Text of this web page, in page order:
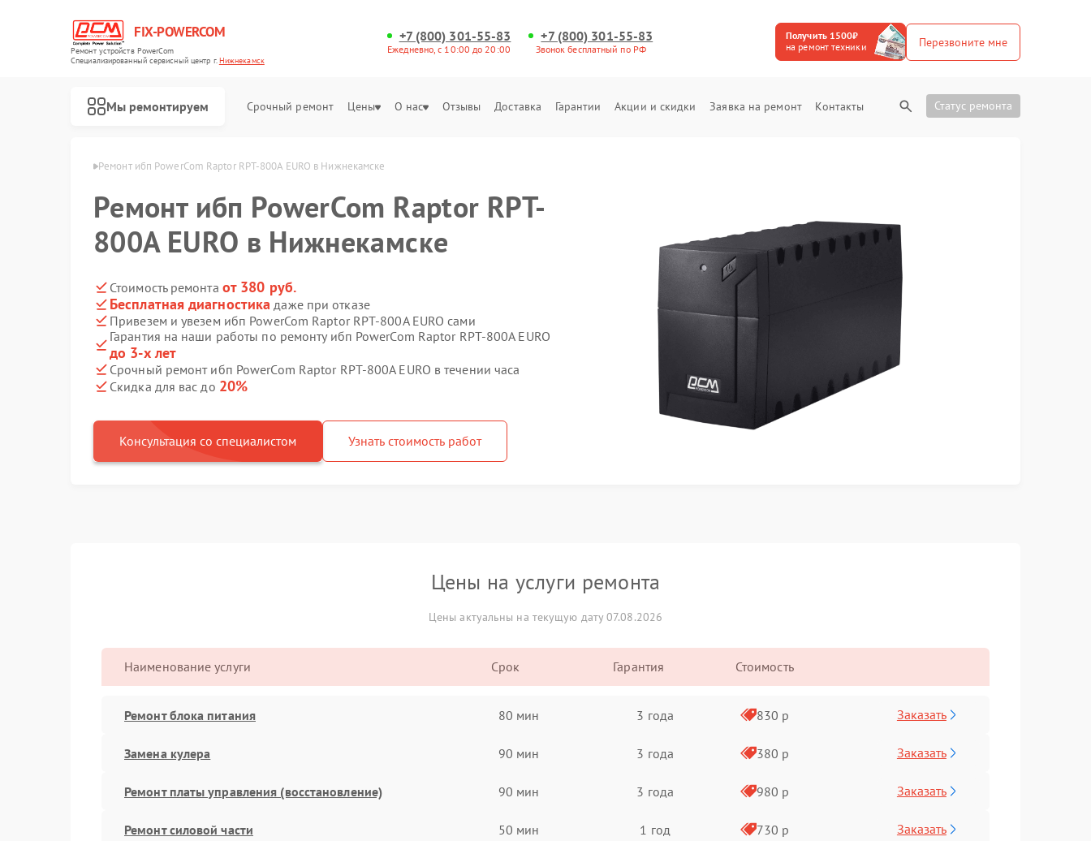
FIX-POWERCOM
Ремонт устройств PowerCom
Специализированный cервисный центр г.Нижнекамск
+7 (800) 301-55-83
Ежедневно, с 10:00 до 20:00
+7 (800) 301-55-83
Звонок бесплатный по РФ
Получить 1500₽
на ремонт техники
Перезвоните мне
Мы ремонтируем Срочный ремонт Цены О нас Отзывы Доставка Гарантии Акции и скидки Заявка на ремонт Контакты Статус ремонта
в Нижнекамске Ремонт ибп PowerCom Raptor RPT-800A EURO в Нижнекамске
Ремонт ибп PowerCom Raptor RPT-
800A EURO в Нижнекамске
Стоимость ремонта от 380 руб.
Бесплатная диагностика даже при отказе
Привезем и увезем ибп PowerCom Raptor RPT-800A EURO сами
Гарантия на наши работы по ремонту ибп PowerCom Raptor RPT-800A EURO
до 3-х лет
Срочный ремонт ибп PowerCom Raptor RPT-800A EURO в течении часа
Скидка для вас до 20%
Консультация со специалистом Узнать стоимость работ
Цены на услуги ремонта
Цены актуальны на текущую дату 07.08.2026
Наименование услуги Срок Гарантия Стоимость
Ремонт блока питания 80 мин 3 года 830 р Заказать
Замена кулера 90 мин 3 года 380 р Заказать
Ремонт платы управления (восстановление) 90 мин 3 года 980 р Заказать
Ремонт силовой части 50 мин 1 год 730 р Заказать